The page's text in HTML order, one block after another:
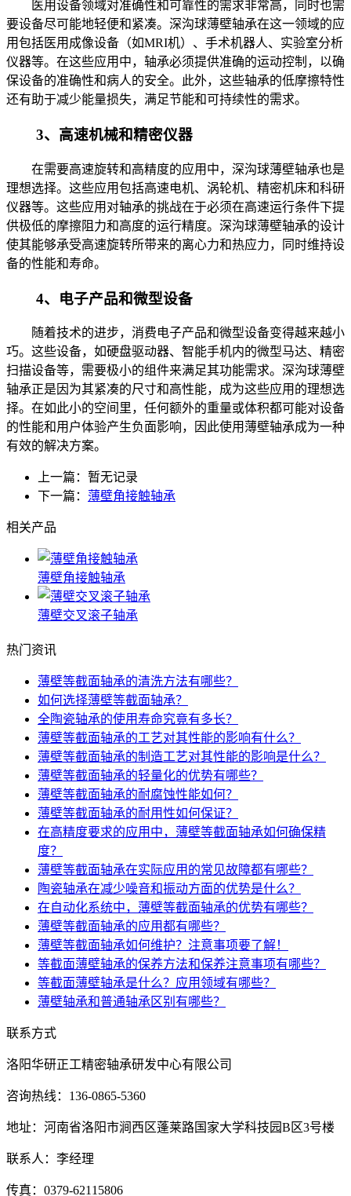
医用设备领域对准确性和可靠性的需求非常高，同时也需
要设备尽可能地轻便和紧凑。深沟球薄壁轴承在这一领域的应
用包括医用成像设备（如MRI机）、手术机器人、实验室分析
仪器等。在这些应用中，轴承必须提供准确的运动控制，以确
保设备的准确性和病人的安全。此外，这些轴承的低摩擦特性
还有助于减少能量损失，满足节能和可持续性的需求。
3、高速机械和精密仪器
在需要高速旋转和高精度的应用中，深沟球薄壁轴承也是
理想选择。这些应用包括高速电机、涡轮机、精密机床和科研
仪器等。这些应用对轴承的挑战在于必须在高速运行条件下提
供极低的摩擦阻力和高度的运行精度。深沟球薄壁轴承的设计
使其能够承受高速旋转所带来的离心力和热应力，同时维持设
备的性能和寿命。
4、电子产品和微型设备
随着技术的进步，消费电子产品和微型设备变得越来越小
巧。这些设备，如硬盘驱动器、智能手机内的微型马达、精密
扫描设备等，需要极小的组件来满足其功能需求。深沟球薄壁
轴承正是因为其紧凑的尺寸和高性能，成为这些应用的理想选
择。在如此小的空间里，任何额外的重量或体积都可能对设备
的性能和用户体验产生负面影响，因此使用薄壁轴承成为一种
有效的解决方案。
上一篇：暂无记录
下一篇： 薄壁角接触轴承
相关产品
薄壁角接触轴承
薄壁交叉滚子轴承
热门资讯
薄壁等截面轴承的清洗方法有哪些？
如何选择薄壁等截面轴承？
全陶瓷轴承的使用寿命究竟有多长？
薄壁等截面轴承的工艺对其性能的影响有什么？
薄壁等截面轴承的制造工艺对其性能的影响是什么？
薄壁等截面轴承的轻量化的优势有哪些？
薄壁等截面轴承的耐腐蚀性能如何？
薄壁等截面轴承的耐用性如何保证？
在高精度要求的应用中，薄壁等截面轴承如何确保精
度？
薄壁等截面轴承在实际应用的常见故障都有哪些？
陶瓷轴承在减少噪音和振动方面的优势是什么？
在自动化系统中，薄壁等截面轴承的优势有哪些？
薄壁等截面轴承的应用都有哪些？
薄壁等截面轴承如何维护？注意事项要了解！
等截面薄壁轴承的保养方法和保养注意事项有哪些？
等截面薄壁轴承是什么？应用领域有哪些？
薄壁轴承和普通轴承区别有哪些？
联系方式
洛阳华研正工精密轴承研发中心有限公司
咨询热线：136-0865-5360
地址：河南省洛阳市涧西区蓬莱路国家大学科技园B区3号楼
联系人：李经理
传真：0379-62115806